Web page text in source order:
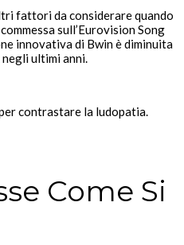
fattori da considerare quando
sull’Eurovision Song
innovativa di Bwin è diminuita
negli ultimi anni.
contrastare la ludopatia.
Come Si